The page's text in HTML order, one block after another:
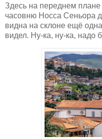
Здесь на переднем
часовню Носса Сеньора
видна на склоне ещё
видел. Ну-ка, ну-ка, надо